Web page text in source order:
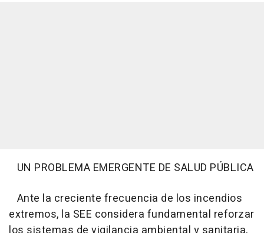
UN PROBLEMA EMERGENTE DE SALUD PÚBLICA
Ante la creciente frecuencia de los incendios
extremos, la SEE considera fundamental reforzar